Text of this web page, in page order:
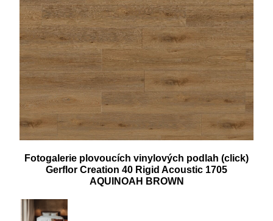
Fotogalerie plovoucích vinylových podlah (click)
Gerflor Creation 40 Rigid Acoustic 1705
AQUINOAH BROWN